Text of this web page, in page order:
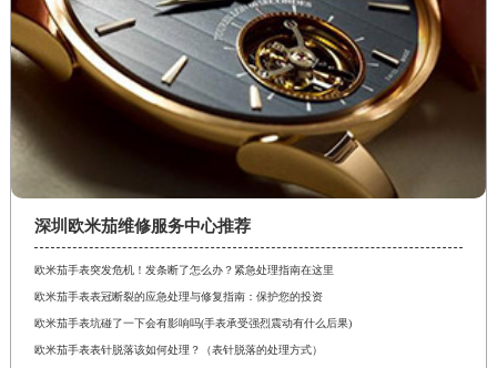
深圳欧米茄维修服务中心推荐
欧米茄手表突发危机！发条断了怎么办？紧急处理指南在这里
欧米茄手表表冠断裂的应急处理与修复指南：保护您的投资
欧米茄手表坑碰了一下会有影响吗(手表承受强烈震动有什么后果)
欧米茄手表表针脱落该如何处理？（表针脱落的处理方式）